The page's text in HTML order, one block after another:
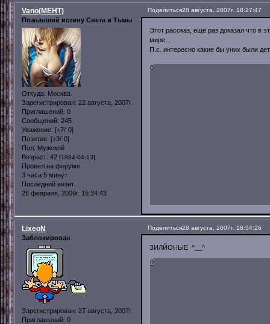
Поделиться28 августа, 2007г. 18:27:47
Vano(MEHT)
Познавший истину Света и Тьмы
Откуда: Москва
Зарегистрирован: 22 августа, 2007г.
Приглашений: 0
Сообщений: 245
Уважение: [+7/-0]
Позитив: [+3/-0]
Пол: Мужской
Возраст: 42 [1984-04-13]
Провел на форуме:
3 часа 5 минут
Последний визит:
26 февраля, 2009г. 15:34:43
Этот рассказ, ещё раз доказал что в
мире...
П.с. интересно какие бы уних были
0
Поделиться28 августа, 2007г. 18:54:26
LixeoN
Заблокирован
Зарегистрирован: 27 августа, 2007г.
Приглашений: 0
ЗИЛЙОНЫЕ ^__^
0